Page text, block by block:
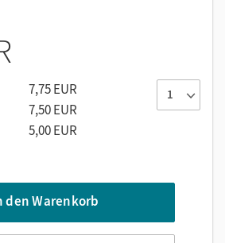
7,75 EUR
7,50 EUR
5,00 EUR
den Warenkorb